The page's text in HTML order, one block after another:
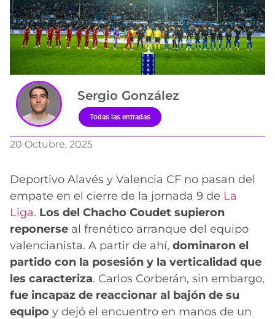
Sergio González
Todas las entradas
20 Octubre, 2025
Deportivo Alavés y Valencia CF no pasan del
empate en el cierre de la jornada 9 de La
Liga. Los del Chacho Coudet supieron
reponerse al frenético arranque del equipo
valencianista. A partir de ahí, dominaron el
partido con la posesión y la verticalidad que
les caracteriza. Carlos Corberán, sin embargo,
fue incapaz de reaccionar al bajón de su
equipo y dejó el encuentro en manos de un